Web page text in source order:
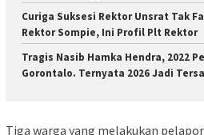
Curiga Suksesi Rektor Unsrat Tak
Rektor Sompie, Ini Profil Plt Rektor
Tragis Nasib Hamka Hendra, 2022
Gorontalo. Ternyata 2026 Jadi
Tiga warga yang melakukan